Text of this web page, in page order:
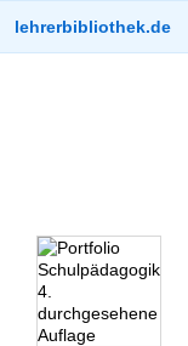
lehrerbibliothek.de